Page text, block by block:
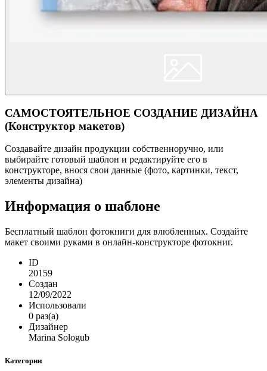
САМОСТОЯТЕЛЬНОЕ СОЗДАНИЕ ДИЗАЙНА
(Конструктор макетов)
Создавайте дизайн продукции собственноручно, или
выбирайте готовый шаблон и редактируйте его в
конструкторе, внося свои данные (фото, картинки, текст,
элементы дизайна)
Информация о шаблоне
Бесплатный шаблон фотокниги для влюбленных. Создайте
макет своими руками в онлайн-конструкторе фотокниг.
ID
20159
Создан
12/09/2022
Использовали
0 раз(а)
Дизайнер
Marina Sologub
Категории